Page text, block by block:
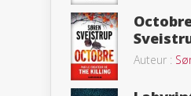
Auteur :